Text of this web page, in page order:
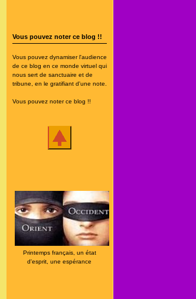
Vous pouvez noter ce blog !!
Vous pouvez dynamiser l'audience
de ce blog en ce monde virtuel qui
nous sert de sanctuaire et de
tribune, en le gratifiant d'une note.
Vous pouvez noter ce blog !!
Printemps français, un état
d'esprit, une espérance